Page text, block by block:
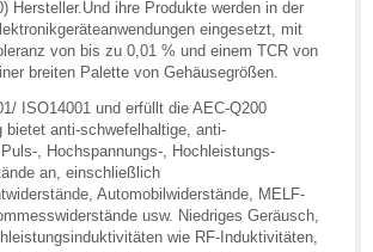
Hersteller.Und ihre Produkte werden in der
eingesetzt, mit
von bis zu 0,01 % und einem TCR von
breiten Palette von Gehäusegrößen.
ISO14001 und erfüllt die AEC-Q200
bietet anti-schwefelhaltige, anti-
, Hochspannungs-, Hochleistungs-
an, einschließlich
Automobilwiderstände, MELF-
usw. Niedriges Geräusch,
wie RF-Induktivitäten,